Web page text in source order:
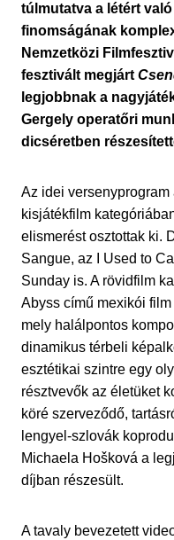
túlmutatva a létért
finomságának
Nemzetközi
fesztivált megjárt
legjobbnak a
Gergely operatőri
dicséretben
Az idei
kisjátékfilm
elismerést osztottak ki.
Sangue, az I Used to
Sunday is. A rövidfilm
Abyss című mexikói
mely halálpontos
dinamikus térbeli
esztétikai szintre egy
résztvevők az életüket
köré szerveződő,
lengyel-szlovák
Michaela Hošková a
díjban részesült.
A tavaly bevezetett